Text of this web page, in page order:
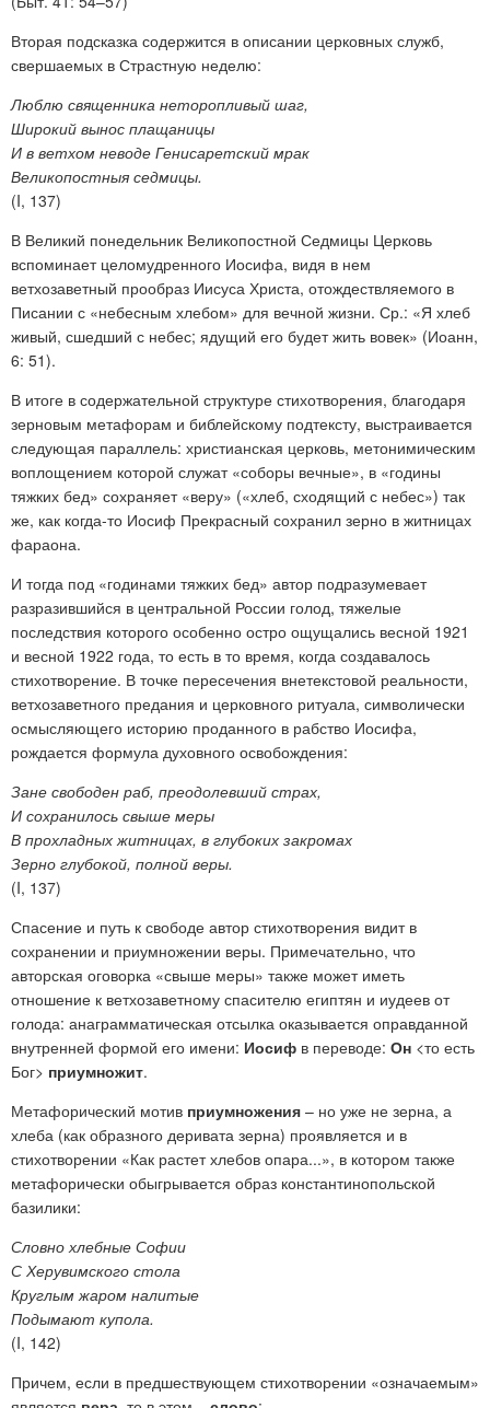
Вторая подсказка содержится в описании церковных служб,
свершаемых в Страстную неделю:
Люблю священника неторопливый шаг,
Широкий вынос плащаницы
И в ветхом неводе Генисаретский мрак
Великопостныя седмицы.
(I, 137)
В Великий понедельник Великопостной Седмицы Церковь
вспоминает целомудренного Иосифа, видя в нем
ветхозаветный прообраз Иисуса Христа, отождествляемого в
Писании с «небесным хлебом» для вечной жизни. Ср.: «Я хлеб
живый, сшедший с небес; ядущий его будет жить вовек» (Иоанн,
6: 51).
В итоге в содержательной структуре стихотворения, благодаря
зерновым метафорам и библейскому подтексту, выстраивается
следующая параллель: христианская церковь, метонимическим
воплощением которой служат «соборы вечные», в «годины
тяжких бед» сохраняет «веру» («хлеб, сходящий с небес») так
же, как когда-то Иосиф Прекрасный сохранил зерно в житницах
фараона.
И тогда под «годинами тяжких бед» автор подразумевает
разразившийся в центральной России голод, тяжелые
последствия которого особенно остро ощущались весной 1921
и весной 1922 года, то есть в то время, когда создавалось
стихотворение. В точке пересечения внетекстовой реальности,
ветхозаветного предания и церковного ритуала, символически
осмысляющего историю проданного в рабство Иосифа,
рождается формула духовного освобождения:
Зане свободен раб, преодолевший страх,
И сохранилось свыше меры
В прохладных житницах, в глубоких закромах
Зерно глубокой, полной веры.
(I, 137)
Спасение и путь к свободе автор стихотворения видит в
сохранении и приумножении веры. Примечательно, что
авторская оговорка «свыше меры» также может иметь
отношение к ветхозаветному спасителю египтян и иудеев от
голода: анаграмматическая отсылка оказывается оправданной
внутренней формой его имени: Иосиф в переводе: Он <то есть
Бог> приумножит.
Метафорический мотив приумножения – но уже не зерна, а
хлеба (как образного деривата зерна) проявляется и в
стихотворении «Как растет хлебов опара...», в котором также
метафорически обыгрывается образ константинопольской
базилики:
Словно хлебные Софии
С Херувимского стола
Круглым жаром налитые
Подымают купола.
(I, 142)
Причем, если в предшествующем стихотворении «означаемым»